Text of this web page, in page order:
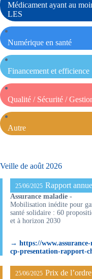
Veille de août 2026
25/06/2025 Rapport
Assurance maladie -
Mobilisation inédite pour
santé solidaire : 60
et à horizon 2030
→ https://www.assurance-
cp-presentation-rapport-
25/06/2025 Prix de
Médicament ayant au
LES
Numérique en santé
Financement et efficience
Qualité / Sécurité /
Autre